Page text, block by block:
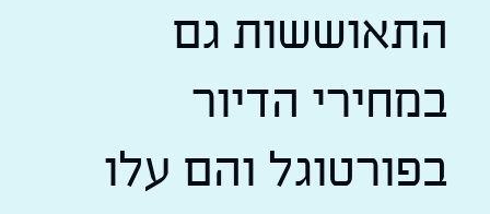
התאוששות גם
במחירי הדיור
בפורטוגל והם עלו